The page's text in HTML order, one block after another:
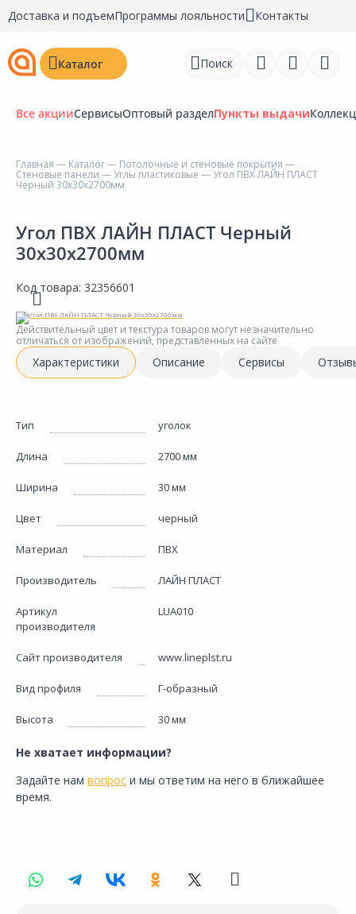
Доставка и подъемПрограммы лояльности Контакты
Каталог Поиск
Перейти к сравнению
Избранное
Недавно просмотренные
товары
Все акцииСервисыОптовый разделПункты выдачи
Главная — Каталог— Потолочные и стеновые покрытия —
Стеновые панели — Углы пластиковые — Угол ПВХ ЛАЙН ПЛАСТ
Черный 30х30х2700мм
Угол ПВХ ЛАЙН ПЛАСТ Черный
30х30х2700мм
Код товара: 32356601
Действительный цвет и текстура товаров могут незначительно
отличаться от изображений, представленных на сайте
Характеристики Описание Сервисы
Тип уголок
Длина 2700 мм
Ширина 30 мм
Цвет черный
Материал ПВХ
Производитель ЛАЙН ПЛАСТ
Артикул
производителя
LUA010
Сайт производителя www.lineplst.ru
Вид профиля Г-образный
Высота 30 мм
Не хватает информации?
Задайте нам вопрос и мы ответим на него в ближайшее
время.